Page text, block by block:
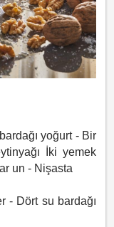
yoğurt - Bir
İki yemek
un - Nişasta
- Dört su bardağı